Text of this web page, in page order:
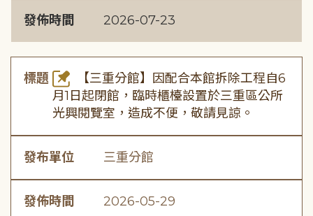
發佈時間 2026-07-23
標題
【三重分館】因配合本館拆除工程自6
月1日起閉館，臨時櫃檯設置於三重區公所
光興閱覽室，造成不便，敬請見諒。
發布單位 三重分館
發佈時間 2026-05-29